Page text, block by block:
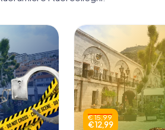
€ 15,99
€ 12,99